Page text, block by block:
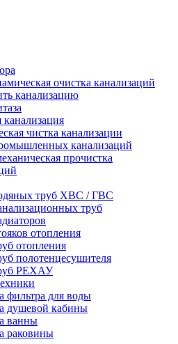
очистка канализаций
канализацию
чистка канализации
канализаций
прочистка
труб ХВС / ГВС
труб
отопления
отопления
полотенцесушителя
РЕХАУ
фильтра для воды
душевой кабины
ванны
раковины